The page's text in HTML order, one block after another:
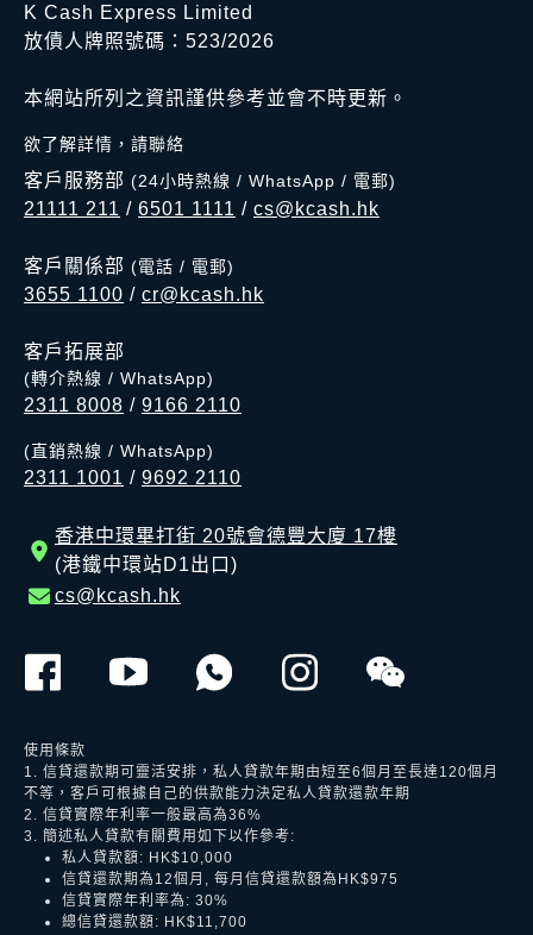
K Cash Express Limited
放債人牌照號碼：523/2026
本網站所列之資訊謹供參考並會不時更新。
欲了解詳情，請聯絡
客戶服務部 (24小時熱線 / WhatsApp / 電郵)
21111 211 / 6501 1111 / cs@kcash.hk
客戶關係部 (電話 / 電郵)
3655 1100 / cr@kcash.hk
客戶拓展部
(轉介熱線 / WhatsApp)
2311 8008 / 9166 2110
(直銷熱線 / WhatsApp)
2311 1001 / 9692 2110
香港中環畢打街 20號會德豐大廈 17樓
(港鐵中環站D1出口)
cs@kcash.hk
使用條款
1. 信貸還款期可靈活安排，私人貸款年期由短至6個月至長達120個月
不等，客戶可根據自己的供款能力決定私人貸款還款年期
2. 信貸實際年利率一般最高為36%
3. 簡述私人貸款有關費用如下以作參考:
私人貸款額: HK$10,000
信貸還款期為12個月, 每月信貸還款額為HK$975
信貸實際年利率為: 30%
總信貸還款額: HK$11,700